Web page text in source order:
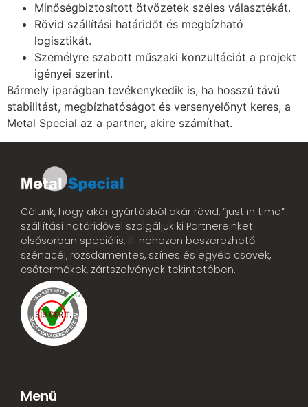
Minőségbiztosított ötvözetek széles választékát.
Rövid szállítási határidőt és megbízható
logisztikát.
Személyre szabott műszaki konzultációt a projekt
igényei szerint.
Bármely iparágban tevékenykedik is, ha hosszú távú
stabilitást, megbízhatóságot és versenyelőnyt keres, a
Metal Special az a partner, akire számíthat.
Célunk, hogy akár gyártásból akár rövid, “just in time”
szállítási határidővel szolgáljuk ki Partnereinket
elsősorban speciális, ill. nehezen beszerezhető
szénacél, rozsdamentes, színes és egyéb csövek,
csőtermékek, zártszelvények tekintetében.
Menü